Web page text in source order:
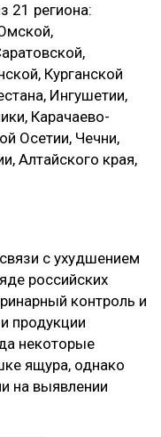
21 региона:
Курганской
Ингушетии,
Карачаево-
Осетии, Чечни,
Алтайского края,
с ухудшением
российских
контроль и
продукции
некоторые
ящура, однако
на выявлении